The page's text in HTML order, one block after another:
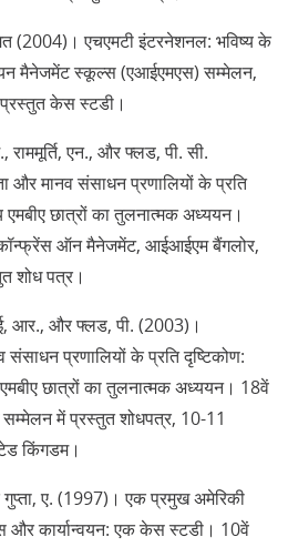
(2004)। एचएमटी इंटरनेशनल: भविष्य के
मैनेजमेंट स्कूल्स (एआईएमएस) सम्मेलन,
केस स्टडी।
एन., और फ्लड, पी. सी.
और मानव संसाधन प्रणालियों के प्रति
एमबीए छात्रों का तुलनात्मक अध्ययन।
ऑन मैनेजमेंट, आईआईएम बैंगलोर,
शोध पत्र।
आर., और फ्लड, पी. (2003)।
संसाधन प्रणालियों के प्रति दृष्टिकोण:
छात्रों का तुलनात्मक अध्ययन। 18वें
सम्मेलन में प्रस्तुत शोधपत्र, 10-11
किंगडम।
ए. (1997)। एक प्रमुख अमेरिकी
और कार्यान्वयन: एक केस स्टडी। 10वें